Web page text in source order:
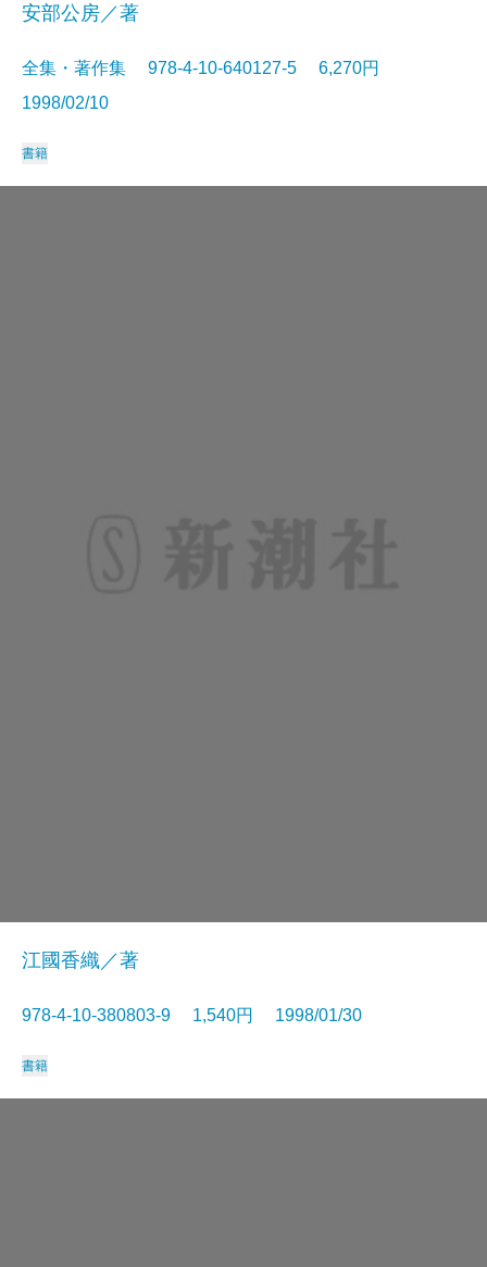
安部公房／著
全集・著作集 978-4-10-640127-5 6,270円
1998/02/10
書籍
江國香織／著
978-4-10-380803-9 1,540円 1998/01/30
書籍